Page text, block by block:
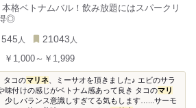
本格ベトナムバル！飲み放題にはスパークリ
◎
545 人 21043 人
￥1,000～￥1,999
タコのマリネ 、ミーサオを頂きました♪ エビのサラ
味付けの感じがベトナム感あって良き タコのマリ
少しバランス意識しすぎてる気もします…...サーモ